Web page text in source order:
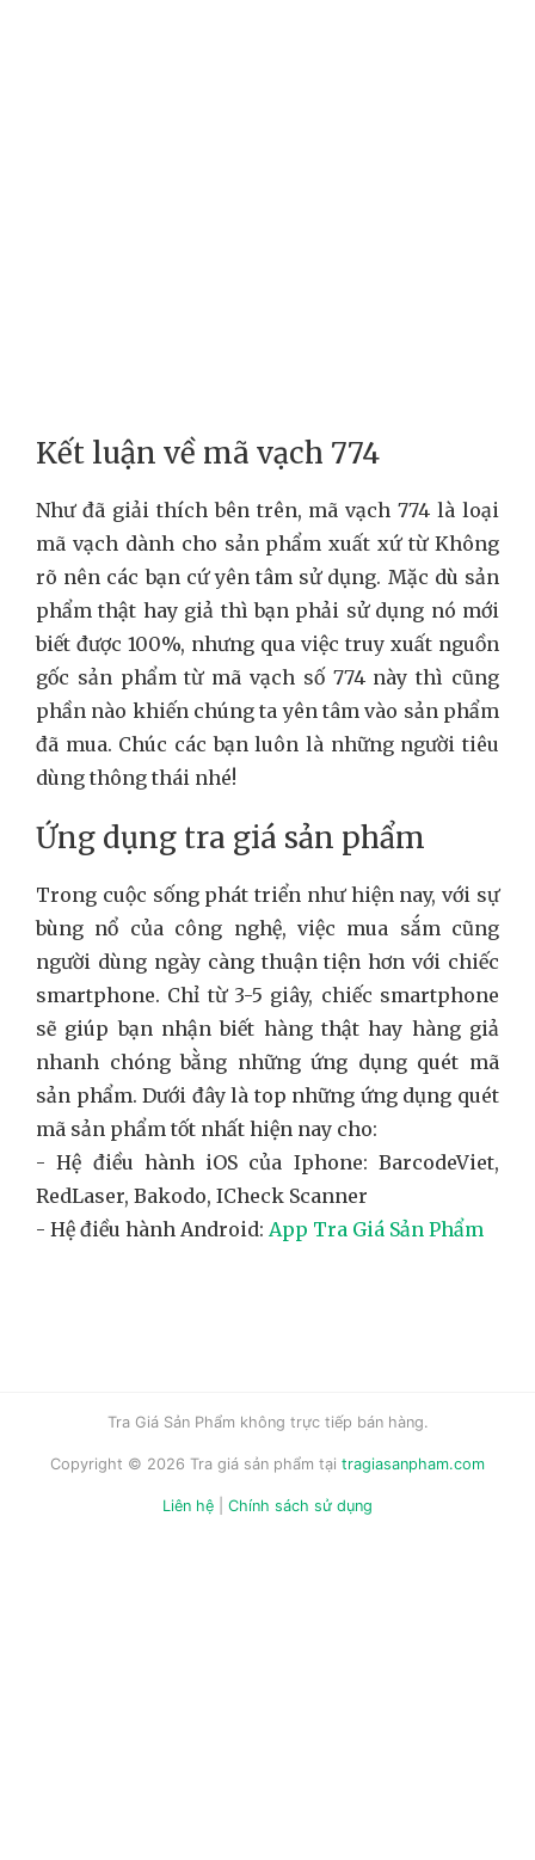
Kết luận về mã vạch 774
Như đã giải thích bên trên, mã vạch 774 là loại
mã vạch dành cho sản phẩm xuất xứ từ Không
rõ nên các bạn cứ yên tâm sử dụng. Mặc dù sản
phẩm thật hay giả thì bạn phải sử dụng nó mới
biết được 100%, nhưng qua việc truy xuất nguồn
gốc sản phẩm từ mã vạch số 774 này thì cũng
phần nào khiến chúng ta yên tâm vào sản phẩm
đã mua. Chúc các bạn luôn là những người tiêu
dùng thông thái nhé!
Ứng dụng tra giá sản phẩm
Trong cuộc sống phát triển như hiện nay, với sự
bùng nổ của công nghệ, việc mua sắm cũng
người dùng ngày càng thuận tiện hơn với chiếc
smartphone. Chỉ từ 3-5 giây, chiếc smartphone
sẽ giúp bạn nhận biết hàng thật hay hàng giả
nhanh chóng bằng những ứng dụng quét mã
sản phẩm. Dưới đây là top những ứng dụng quét
mã sản phẩm tốt nhất hiện nay cho:
- Hệ điều hành iOS của Iphone: BarcodeViet,
RedLaser, Bakodo, ICheck Scanner
- Hệ điều hành Android: App Tra Giá Sản Phẩm
Tra Giá Sản Phẩm không trực tiếp bán hàng.
Copyright © 2026 Tra giá sản phẩm tại tragiasanpham.com
Liên hệ Chính sách sử dụng